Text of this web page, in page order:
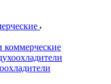
коммерческие